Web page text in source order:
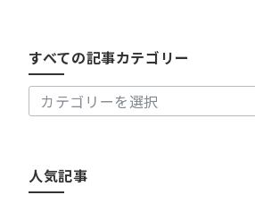
すべての記事カテゴリー
記
事
ー
人気記事